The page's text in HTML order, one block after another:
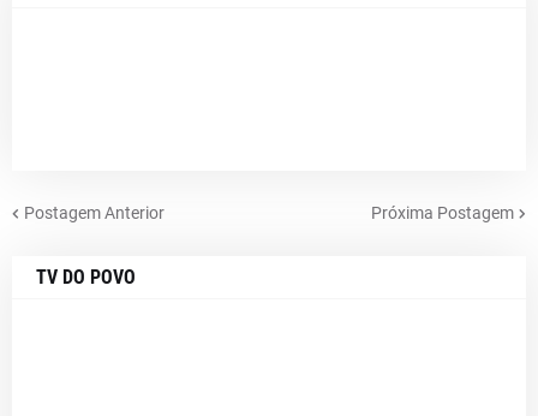
Postagem Anterior Próxima Postagem
TV DO POVO